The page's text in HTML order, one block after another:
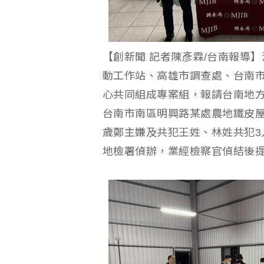
【創新聞 記者陳彥霖/台南報導
動工作站、高雄市調查處、台南
心共同組成專案組，報請台南地
台南市南區明興路某處農地鐵皮
歲鄭主嫌及共犯王姓、林姓共犯
地檢署偵辦，業經檢察官偵結後